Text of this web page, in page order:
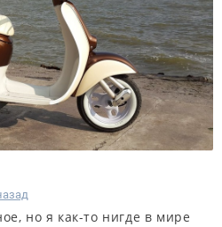
но я как-то нигде в мире